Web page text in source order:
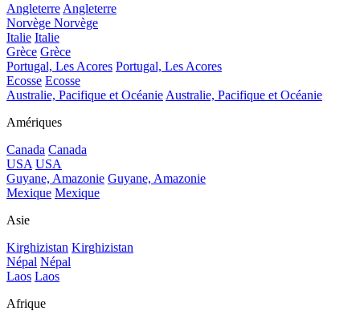
Angleterre Angleterre
Norvège Norvège
Italie Italie
Grèce Grèce
Portugal, Les Acores Portugal, Les Acores
Ecosse Ecosse
Australie, Pacifique et Océanie Australie, Pacifique et Océanie
Amériques
Canada Canada
USA USA
Guyane, Amazonie Guyane, Amazonie
Mexique Mexique
Asie
Kirghizistan Kirghizistan
Népal Népal
Laos Laos
Afrique